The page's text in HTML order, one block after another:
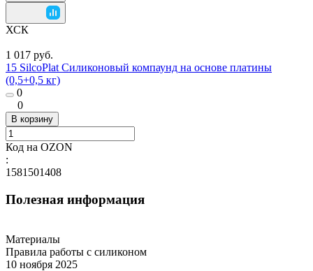
ХСК
1 017 руб.
15 SilcoPlat Силиконовый компаунд на основе платины
(0,5+0,5 кг)
0
0
В корзину
Код на OZON
:
1581501408
Полезная информация
Материалы
Правила работы с силиконом
10 ноября 2025